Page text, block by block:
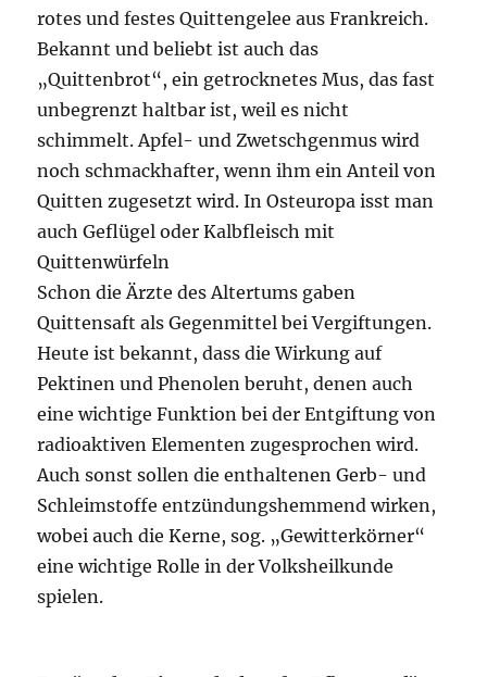
rotes und festes Quittengelee aus Frankreich.
Bekannt und beliebt ist auch das
„Quittenbrot“, ein getrocknetes Mus, das fast
unbegrenzt haltbar ist, weil es nicht
schimmelt. Apfel- und Zwetschgenmus wird
noch schmackhafter, wenn ihm ein Anteil von
Quitten zugesetzt wird. In Osteuropa isst man
auch Geflügel oder Kalbfleisch mit
Quittenwürfeln
Schon die Ärzte des Altertums gaben
Quittensaft als Gegenmittel bei Vergiftungen.
Heute ist bekannt, dass die Wirkung auf
Pektinen und Phenolen beruht, denen auch
eine wichtige Funktion bei der Entgiftung von
radioaktiven Elementen zugesprochen wird.
Auch sonst sollen die enthaltenen Gerb- und
Schleimstoffe entzündungshemmend wirken,
wobei auch die Kerne, sog. „Gewitterkörner“
eine wichtige Rolle in der Volksheilkunde
spielen.